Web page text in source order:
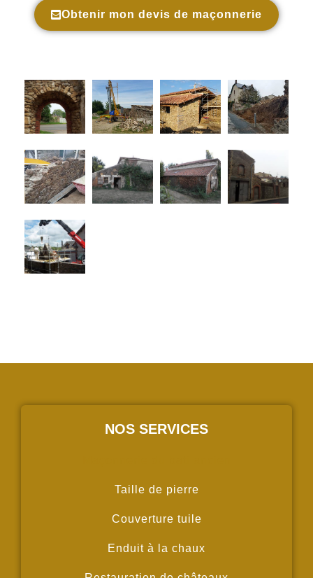
Obtenir mon devis de maçonnerie
NOS SERVICES
Taille de pierre
Couverture tuile
Enduit à la chaux